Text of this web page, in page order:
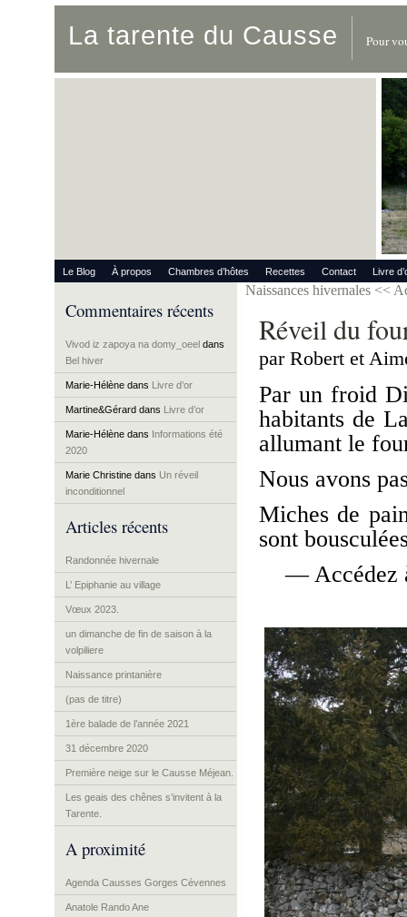
La tarente du Causse Pour
Le Blog À propos Chambres d’hôtes Recettes Contact Livre
Commentaires récents
Vivod iz zapoya na domy_oeel dans
Bel hiver
Marie-Hélène dans Livre d’or
Martine&Gérard dans Livre d’or
Marie-Hélène dans Informations été
2020
Marie Christine dans Un réveil
inconditionnel
Articles récents
Randonnée hivernale
L’ Epiphanie au village
Vœux 2023.
un dimanche de fin de saison à la
volpiliere
Naissance printanière
(pas de titre)
1ère balade de l’année 2021
31 décembre 2020
Première neige sur le Causse Méjean.
Les geais des chênes s’invitent à la
Tarente.
A proximité
Agenda Causses Gorges Cévennes
Anatole Rando Ane
Naissances hivernales <<
Réveil du
par Robert et
Par un froid
habitants de
allumant le
Nous avons
Miches de
sont
— Accédez